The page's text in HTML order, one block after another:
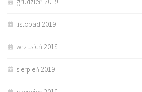
grudzień 2019
listopad 2019
wrzesień 2019
sierpień 2019